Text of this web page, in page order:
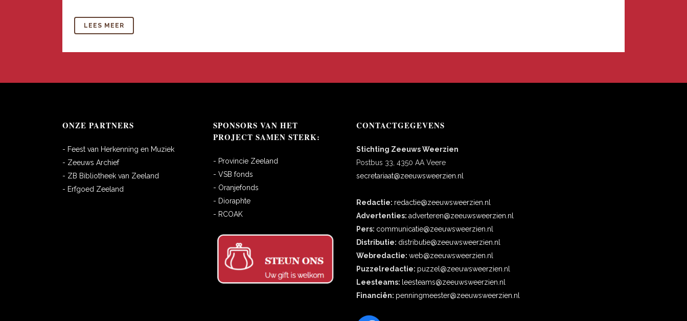
LEES MEER
ONZE PARTNERS
- Feest van Herkenning en Muziek
- Zeeuws Archief
- ZB Bibliotheek van Zeeland
- Erfgoed Zeeland
SPONSORS VAN HET
PROJECT SAMEN STERK:
- Provincie Zeeland
- VSB fonds
- Oranjefonds
- Dioraphte
- RCOAK
CONTACTGEGEVENS
Stichting Zeeuws Weerzien
Postbus 33, 4350 AA Veere
secretariaat@zeeuwsweerzien.nl
Redactie: redactie@zeeuwsweerzien.nl
Advertenties: adverteren@zeeuwsweerzien.nl
Pers: communicatie@zeeuwsweerzien.nl
Distributie: distributie@zeeuwsweerzien.nl
Webredactie: web@zeeuwsweerzien.nl
Puzzelredactie: puzzel@zeeuwsweerzien.nl
Leesteams: leesteams@zeeuwsweerzien.nl
Financiën: penningmeester@zeeuwsweerzien.nl